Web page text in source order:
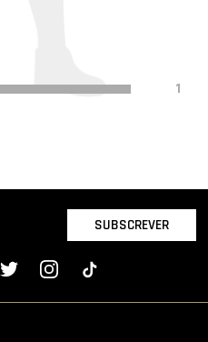
1
SUBSCREVER